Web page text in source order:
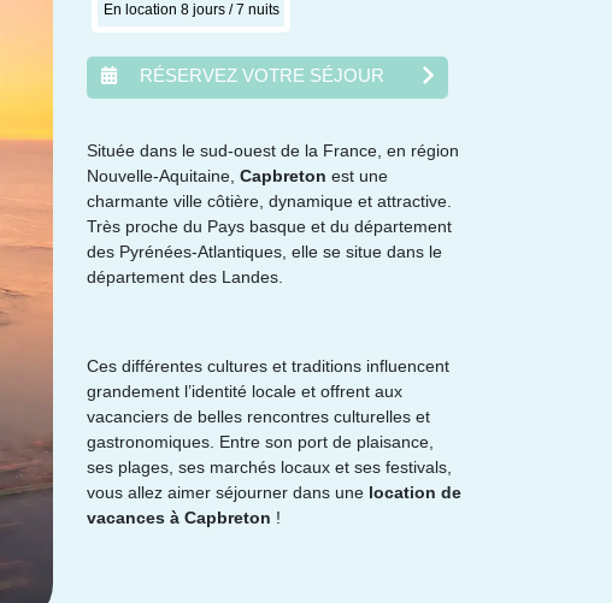
En location 8 jours / 7 nuits
RÉSERVEZ VOTRE SÉJOUR
août 2026
lun. mar. mer. jeu. ven. sam. dim.
1
2
3
4 5 6
24
25 26 27 28 29
30
31
OK !
Située dans le sud-ouest de la France, en région
Nouvelle-Aquitaine, Capbreton est une
charmante ville côtière, dynamique et attractive.
Très proche du Pays basque et du département
des Pyrénées-Atlantiques, elle se situe dans le
département des Landes.
Ces différentes cultures et traditions influencent
grandement l’identité locale et offrent aux
vacanciers de belles rencontres culturelles et
gastronomiques. Entre son port de plaisance,
ses plages, ses marchés locaux et ses festivals,
vous allez aimer séjourner dans une location de
vacances à Capbreton !